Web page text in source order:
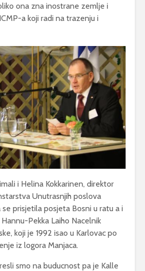
ona zna inostrane zemlje i
a koji radi na trazenju i
i Helina Kokkarinen, direktor
Unutrasnjih poslova
se prisjetila posjeta Bosni u ratu a i
Pekka Laiho Nacelnik
koji je 1992 isao u Karlovac po
iz logora Manjaca.
smo na buducnost pa je Kalle